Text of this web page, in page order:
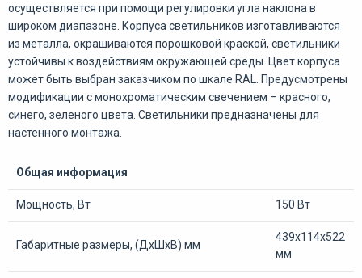
осуществляется при помощи регулировки угла наклона в
широком диапазоне. Корпуса светильников изготавливаются
из металла, окрашиваются порошковой краской, светильники
устойчивы к воздействиям окружающей среды. Цвет корпуса
может быть выбран заказчиком по шкале RAL. Предусмотрены
модификации с монохроматическим свечением – красного,
синего, зеленого цвета. Светильники предназначены для
настенного монтажа.
Общая информация
Мощность, Вт 150 Вт
Габаритные размеры, (ДхШхВ) мм
439х114х522
мм